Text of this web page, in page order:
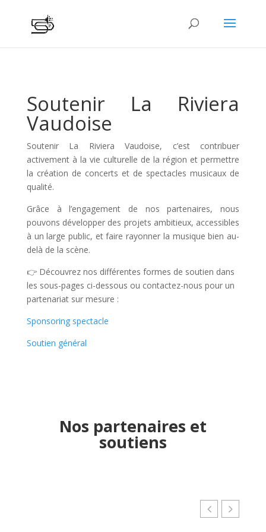
Soutenir La Riviera
Vaudoise
Soutenir La Riviera Vaudoise, c’est contribuer
activement à la vie culturelle de la région et permettre
la création de concerts et de spectacles musicaux de
qualité.
Grâce à l’engagement de nos partenaires, nous
pouvons développer des projets ambitieux, accessibles
à un large public, et faire rayonner la musique bien au-
delà de la scène.
👉 Découvrez nos différentes formes de soutien dans
les sous-pages ci-dessous ou contactez-nous pour un
partenariat sur mesure :
Sponsoring spectacle
Soutien général
Nos partenaires et
soutiens